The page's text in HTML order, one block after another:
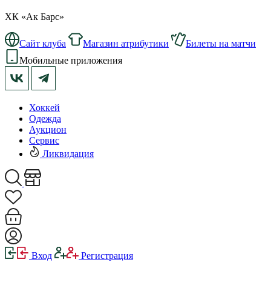
ХК «Ак Барс»
Сайт клуба Магазин атрибутики
Билеты на матчи
Мобильные приложения
Хоккей
Одежда
Аукцион
Сервис
Ликвидация
Вход Регистрация